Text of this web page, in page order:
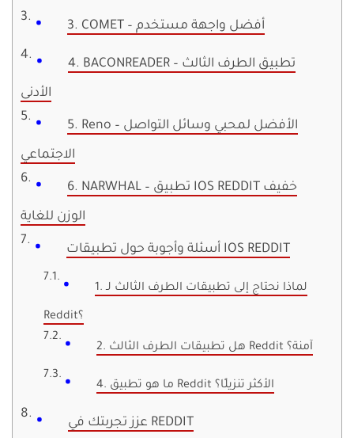
3. COMET – أفضل واجهة مستخدم
4. BACONREADER – تطبيق الطرف الثالث
الأدنى
5. Reno – الأفضل لمحبي وسائل التواصل
الاجتماعي
6. NARWHAL – تطبيق IOS REDDIT خفيف
الوزن للغاية
أسئلة وأجوبة حول تطبيقات IOS REDDIT
1. لماذا نحتاج إلى تطبيقات الطرف الثالث لـ
Reddit؟
2. هل تطبيقات الطرف الثالث Reddit آمنة؟
4. ما هو تطبيق Reddit الأكثر تنزيلًا؟
عزز تجربتك في REDDIT